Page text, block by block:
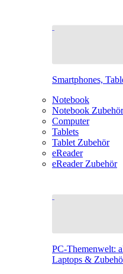
Smartphones,
Notebook
Notebook Zubehör
Computer
Tablets
Tablet Zubehör
eReader
eReader Zubehör
PC-Themenwelt:
Laptops &